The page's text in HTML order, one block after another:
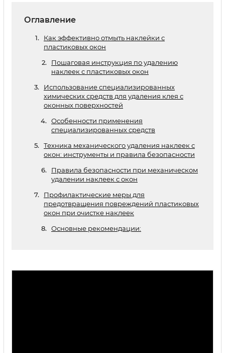
Оглавление
Как эффективно отмыть наклейки с
пластиковых окон
Пошаговая инструкция по удалению
наклеек с пластиковых окон
Использование специализированных
химических средств для удаления клея с
оконных поверхностей
Особенности применения
специализированных средств
Техника механического удаления наклеек с
окон: инструменты и правила безопасности
Правила безопасности при механическом
удалении наклеек с окон
Профилактические меры для
предотвращения повреждений пластиковых
окон при очистке наклеек
Основные рекомендации: